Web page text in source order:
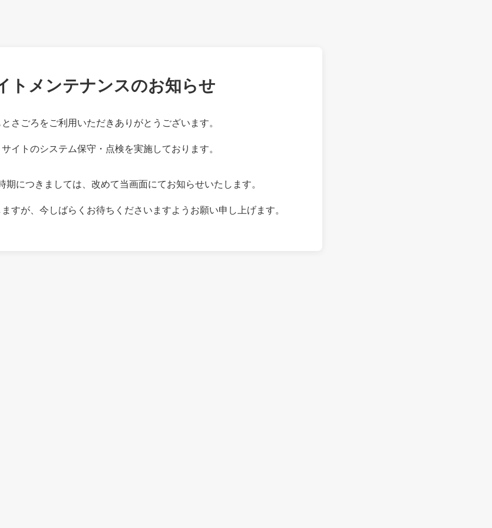
トメンテナンスのお知らせ
さごろをご利用いただきありがとうございます。
イトのシステム保守・点検を実施しております。
期につきましては、改めて当画面にてお知らせいたします。
すが、今しばらくお待ちくださいますようお願い申し上げます。